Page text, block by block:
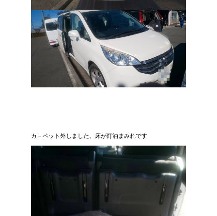
カ－ペット外しました。床が灯油まみれです